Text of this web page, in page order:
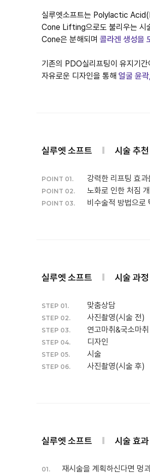
실루엣소프트는 Polylactic
Cone Lifting으로도 불리우는 시
Cone은 분해되며 콜라겐 생성을
기존의 PDO실리프팅이 유지기
자유로운 디자인을 통해 얼굴 윤
실루엣 소프트 시술 추천
POINT 01. 강력한 리프팅 효
POINT 02. 노화로 인한 처짐
POINT 03. 비수술적 방법으로
실루엣 소프트 시술 과정
STEP 01. 맞춤상담
STEP 02. 사진촬영(시술 전)
STEP 03. 연고마취&국소마취
STEP 04. 디자인
STEP 05. 시술
STEP 06. 사진촬영(시술 후)
실루엣 소프트 시술 효
01.
재시술을 계획하신다면 멍